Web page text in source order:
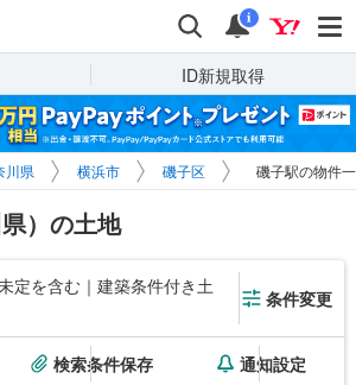
検索 通知
i
ID新規取得
川県 横浜市 磯子区 磯子駅の物件
）の土地
定を含む｜建築条件付き土
条件変更
検索条件保存 通知設定